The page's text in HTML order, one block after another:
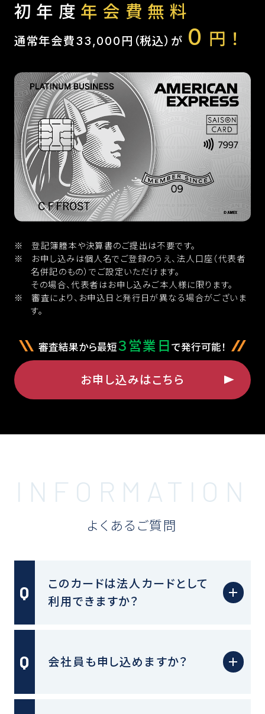
初年度 年会費無料
通常年会費33,000円（税込）が 0 円！
登記簿謄本や決算書のご提出は不要です。
お申し込みは個人名でご登録のうえ、法人口座（代表者
名併記のもの）でご設定いただけます。
その場合、代表者はお申し込みご本人様に限ります。
審査により、お申込日と発行日が異なる場合がございま
す。
審査結果から最短３営業日 で発行可能！
お申し込みはこちら
よくあるご質問
このカードは法人カードとして
利用できますか？
会社員も申し込めますか？